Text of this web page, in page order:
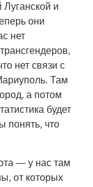
Луганской и
они
нет
нет связи с
Там
а потом
будет
понять, что
— у нас там
от которых